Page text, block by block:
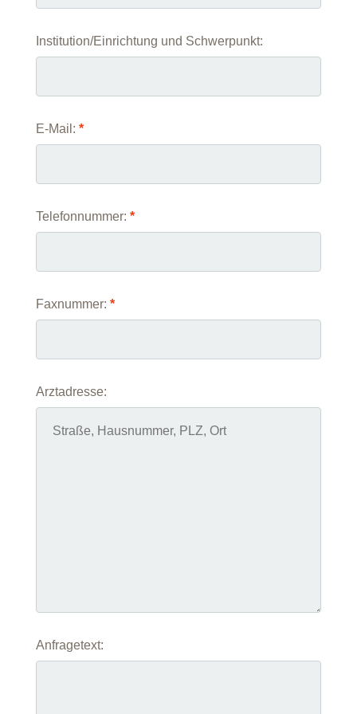
Institution/Einrichtung und Schwerpunkt:
E-Mail: *
Telefonnummer: *
Faxnummer: *
Arztadresse:
Anfragetext: